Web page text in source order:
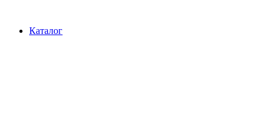
содержимому
Каталог